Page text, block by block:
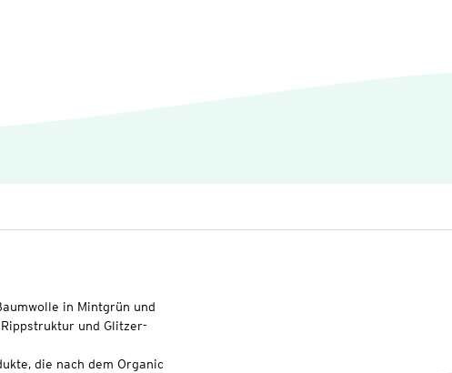
in Mintgrün und
und Glitzer-
die nach dem Organic